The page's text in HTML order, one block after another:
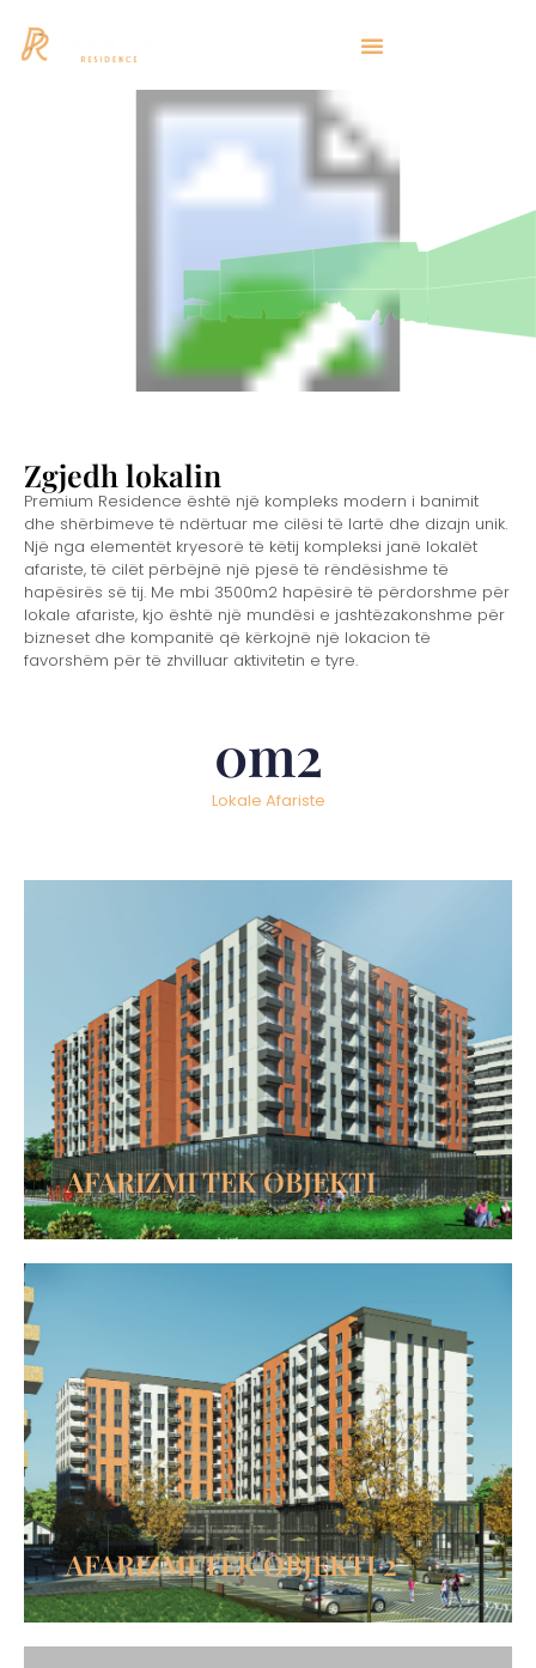
Zgjedh lokalin
Premium Residence është një kompleks modern i banimit
dhe shërbimeve të ndërtuar me cilësi të lartë dhe dizajn unik.
Një nga elementët kryesorë të këtij kompleksi janë lokalët
afariste, të cilët përbëjnë një pjesë të rëndësishme të
hapësirës së tij. Me mbi 3500m2 hapësirë të përdorshme për
lokale afariste, kjo është një mundësi e jashtëzakonshme për
bizneset dhe kompanitë që kërkojnë një lokacion të
favorshëm për të zhvilluar aktivitetin e tyre.
Lokale Afariste
0m2
AFARIZMI TEK OBJEKTI
AFARIZMI TEK OBJEKTI 2